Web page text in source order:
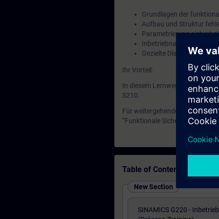
Grundlagen der
Aufbau und Struktur
Parametrierung
Inbetriebnahme und
Gezielte Diagnose und
Ihr Vorteil:
In diesem Lernweg erwerben
S210.
Für weitergehende
“Funktionale Sicherheit im
Table of Contents
New Section
SINAMICS G220 -